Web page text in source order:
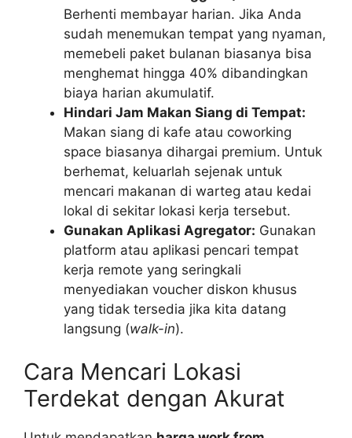
Berhenti membayar harian. Jika Anda
sudah menemukan tempat yang nyaman,
memebeli paket bulanan biasanya bisa
menghemat hingga 40% dibandingkan
biaya harian akumulatif.
Hindari Jam Makan Siang di Tempat:
Makan siang di kafe atau coworking
space biasanya dihargai premium. Untuk
berhemat, keluarlah sejenak untuk
mencari makanan di warteg atau kedai
lokal di sekitar lokasi kerja tersebut.
Gunakan Aplikasi Agregator: Gunakan
platform atau aplikasi pencari tempat
kerja remote yang seringkali
menyediakan voucher diskon khusus
yang tidak tersedia jika kita datang
langsung (walk-in).
Cara Mencari Lokasi
Terdekat dengan Akurat